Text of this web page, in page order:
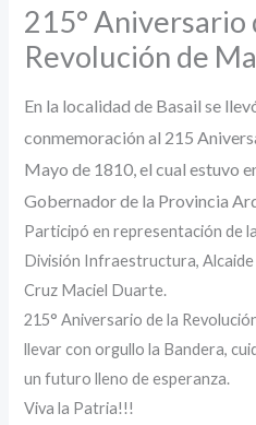
215° Aniversario
Revolución de
En la localidad de Basail se
conmemoración al 215
Mayo de 1810, el cual estuvo
Gobernador de la Provincia
Participó en representación de
División Infraestructura,
Cruz Maciel Duarte.
215° Aniversario de la
llevar con orgullo la Bandera,
un futuro lleno de esperanza.
Viva la Patria!!!